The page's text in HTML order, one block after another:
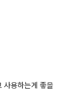
사용하는게 좋을